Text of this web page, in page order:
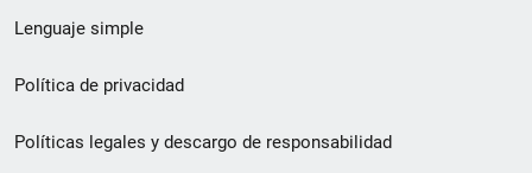
de
pie
de
Lenguaje simple
Política de privacidad
Políticas legales y descargo de responsabilidad